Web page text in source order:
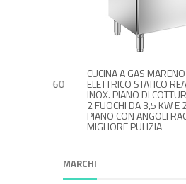
CUCINA A GAS MARENO
ELETTRICO STATICO
INOX. PIANO DI COTTURA
2 FUOCHI DA 3,5 KW E 2
PIANO CON ANGOLI
MIGLIORE PULIZIA
MARCHI